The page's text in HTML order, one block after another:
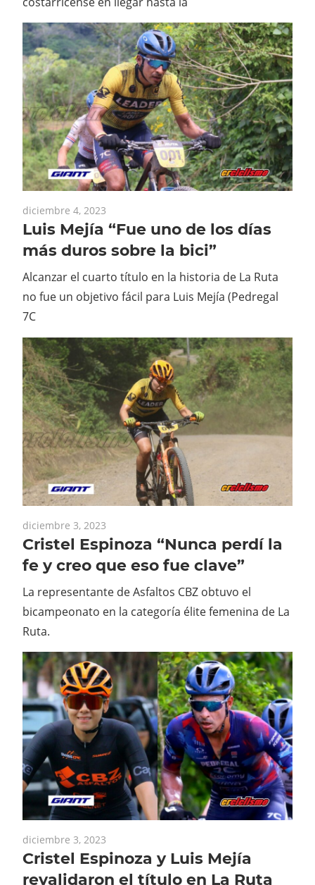
diciembre 4, 2023
Luis Mejía “Fue uno de los días
más duros sobre la bici”
Alcanzar el cuarto título en la historia de La Ruta
no fue un objetivo fácil para Luis Mejía (Pedregal
7C
diciembre 3, 2023
Cristel Espinoza “Nunca perdí la
fe y creo que eso fue clave”
La representante de Asfaltos CBZ obtuvo el
bicampeonato en la categoría élite femenina de La
Ruta.
diciembre 3, 2023
Cristel Espinoza y Luis Mejía
revalidaron el título en La Ruta